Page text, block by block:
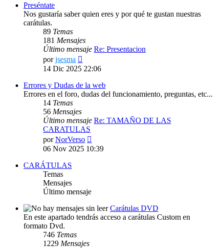
Preséntate
Nos gustaría saber quien eres y por qué te gustan nuestras
carátulas.
89 Temas
181 Mensajes
Último mensaje Re: Presentacion
porjsesma
último
14 Dic 2025 22:06
Errores y Dudas de la web
Errores en el foro, dudas del funcionamiento, preguntas, etc...
14 Temas
56 Mensajes
Último mensaje Re: TAMAÑO DE LAS
CARATULAS
porNorVerso
último
06 Nov 2025 10:39
CARÁTULAS
Temas
Mensajes
Último mensaje
Carátulas DVD
En este apartado tendrás acceso a carátulas Custom en
formato Dvd.
746 Temas
1229 Mensajes